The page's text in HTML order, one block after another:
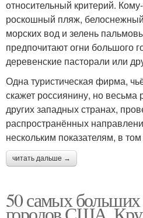
относительный критерий.
роскошный пляж,
морских вод и зелень
предпочитают огни большого
деревенские пасторали или
Одна туристическая фирма,
скажет россиянину, но
других западных странах,
распространённых
нескольким показателям, в
читать дальше →
50 самых